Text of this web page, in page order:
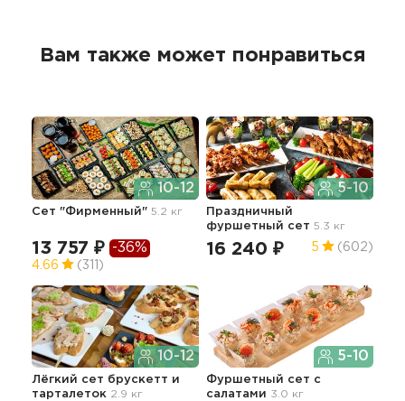
Вам также может понравиться
10-12
Сет "Фирменный" 5.2 кг
13 757 ₽ -36%
4.66 (311)
5-10
Праздничный
фуршетный сет 5.3 кг
16 240 ₽ 5 (602)
10-12
Лёгкий сет брускетт и
тарталеток 2.9 кг
5-10
Фуршетный сет с
салатами 3.0 кг